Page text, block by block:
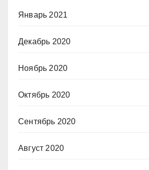
Январь 2021
Декабрь 2020
Ноябрь 2020
Октябрь 2020
Сентябрь 2020
Август 2020